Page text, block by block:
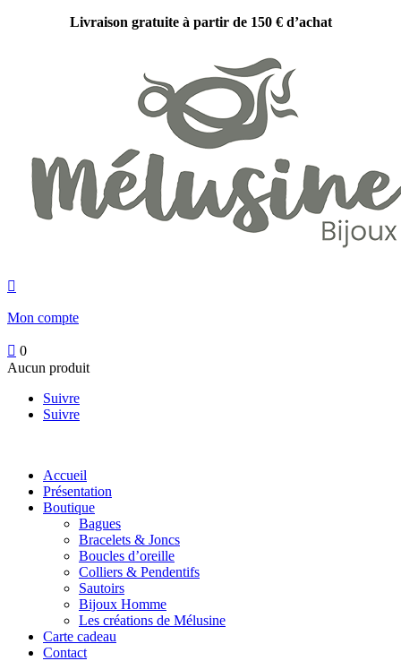
Livraison gratuite à partir de 150 € d’achat

Mon compte
 0
Aucun produit
Suivre
Suivre
Accueil
Présentation
Boutique
Bagues
Bracelets & Joncs
Boucles d’oreille
Colliers & Pendentifs
Sautoirs
Bijoux Homme
Les créations de Mélusine
Carte cadeau
Contact